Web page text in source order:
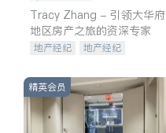
Tracy Zhang - 引领大华府
地区房产之旅的资深专家
地产经纪
地产经纪
商铺租售
开发商建商
精英会员